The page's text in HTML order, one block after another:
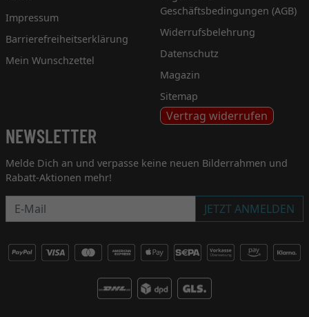
Impressum
Barrierefreiheitserklärung
Mein Wunschzettel
Geschäftsbedingungen (AGB)
Widerrufsbelehrung
Datenschutz
Magazin
Sitemap
Vertrag widerrufen
NEWSLETTER
Melde Dich an und verpasse keine neuen Bilderrahmen und
Rabatt-Aktionen mehr!
Newsletter
JETZT ANMELDEN